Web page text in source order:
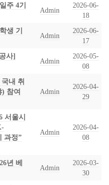
주 4기
Admin
2026-06-
18
생 기
Admin
2026-06-
17
사]
Admin
2026-05-
08
내 취
) 참여
Admin
2026-04-
29
서울시
과정”
Admin
2026-04-
08
년 베
Admin
2026-03-
30